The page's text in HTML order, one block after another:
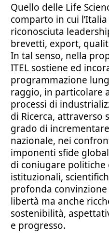
Quello delle Life
comparto in cui
riconosciuta
brevetti, export,
In tal senso, nella
ITEL sostiene ed
programmazione
raggio, in particolare
processi di
di Ricerca, attraverso
grado di
nazionale, nei
imponenti sfide
di coniugare politiche
istituzionali,
profonda convinzione
libertà ma anche
sostenibilità,
e progresso.